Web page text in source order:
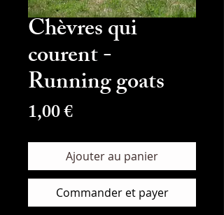
Chèvres qui
courent -
Running goats
1,00 €Prix
Ajouter au panier
Commander et payer